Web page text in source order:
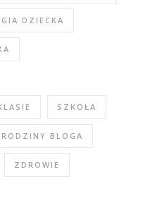
DZIECKA
SZKOŁA
BLOGA
ZDROWIE